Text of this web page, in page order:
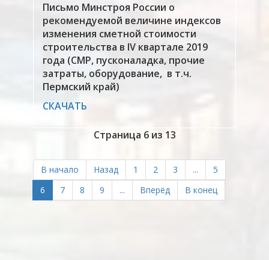
Письмо Минстроя России о
рекомендуемой величине индексов
изменения сметной стоимости
строительства в IV квартале 2019
года (СМР, пусконаладка, прочие
затраты, оборудование, в т.ч.
Пермский край)
СКАЧАТЬ
Страница 6 из 13
В начало Назад 1 2 3 ...
5
6
7 8 9 ... Вперёд В конец